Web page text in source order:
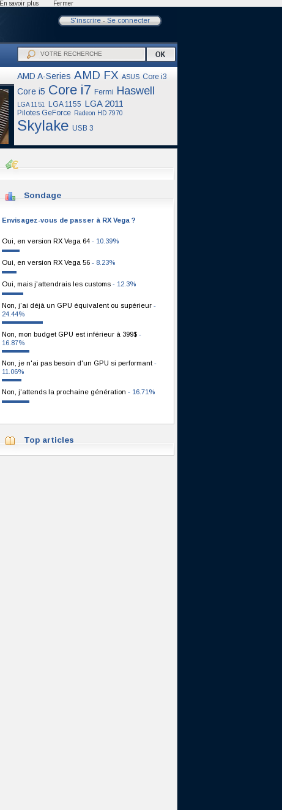
S'inscrire- Se connecter
AMD A-Series AMD FX ASUS Core i3
Core i5 Core i7 Fermi Haswell
LGA 1151 LGA 1155 LGA 2011
Pilotes GeForce Radeon HD 7970
Skylake USB 3
Sondage
Envisagez-vous de passer à RX Vega ?
Oui, en version RX Vega 64 - 10.39%
Oui, en version RX Vega 56 - 8.23%
Oui, mais j'attendrais les customs - 12.3%
Non, j'ai déjà un GPU équivalent ou supérieur -
24.44%
Non, mon budget GPU est inférieur à 399$ -
16.87%
Non, je n'ai pas besoin d'un GPU si performant -
11.06%
Non, j'attends la prochaine génération - 16.71%
Top articles
En savoir plus Fermer